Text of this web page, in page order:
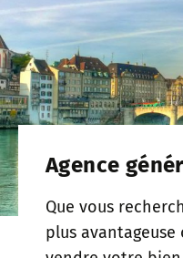
Agence
Que vous
plus